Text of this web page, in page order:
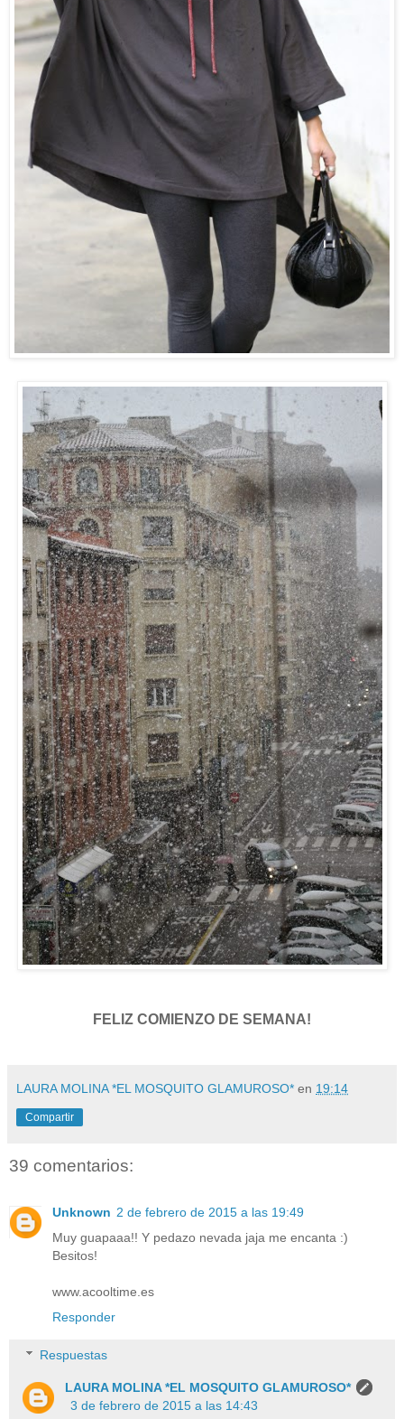
FELIZ COMIENZO DE SEMANA!
LAURA MOLINA *EL MOSQUITO GLAMUROSO* en 19:14
Compartir
39 comentarios:
Unknown 2 de febrero de 2015 a las 19:49
Muy guapaaa!! Y pedazo nevada jaja me encanta :)
Besitos!
www.acooltime.es
Responder
Respuestas
LAURA MOLINA *EL MOSQUITO GLAMUROSO*
3 de febrero de 2015 a las 14:43